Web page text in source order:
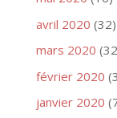
avril 2020 (32)
mars 2020
février 2020
janvier 2020